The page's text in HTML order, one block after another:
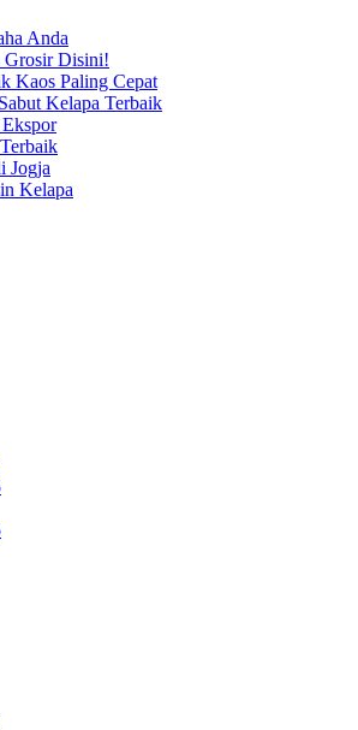
Anda
Grosir Disini!
Kaos Paling Cepat
Kelapa Terbaik
Jogja
Kelapa